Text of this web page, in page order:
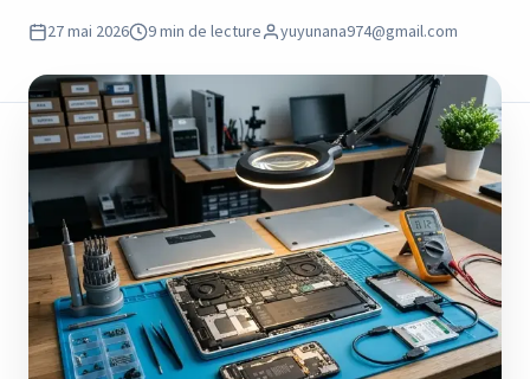
27 mai 2026 9 min de lecture yuyunana974@gmail.com